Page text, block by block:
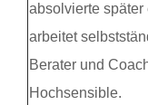
absolvierte
arbeitet
Berater und
Hochsensible.